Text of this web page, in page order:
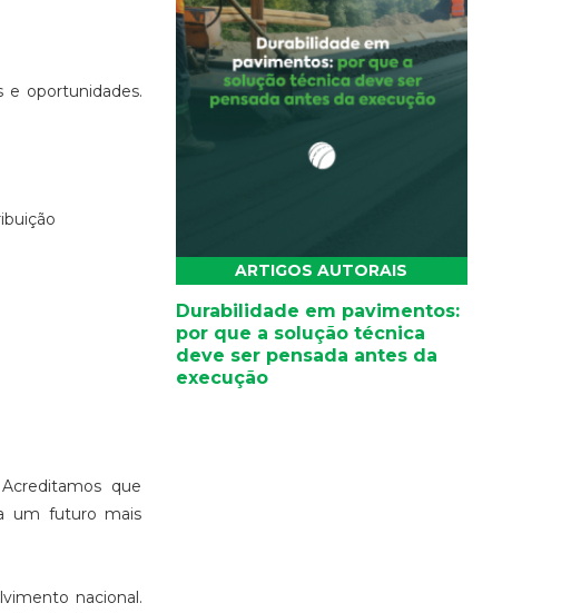
e oportunidades.
que
um futuro mais
nacional.
ARTIGOS AUTORAIS
Durabilidade em pavimentos:
por que a solução técnica
deve ser pensada antes da
execução